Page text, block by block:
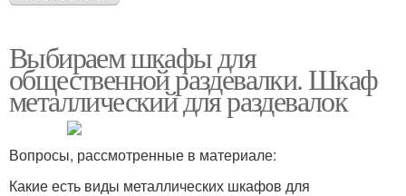
Выбираем шкафы для
общественной раздевалки. Шкаф
металлический для раздевалок
Вопросы, рассмотренные в материале:
Какие есть виды металлических шкафов для